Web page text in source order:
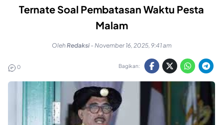
Ternate Soal Pembatasan Waktu Pesta
Malam
OlehRedaksi - November 16, 2025, 9:41 am
0 Bagikan: